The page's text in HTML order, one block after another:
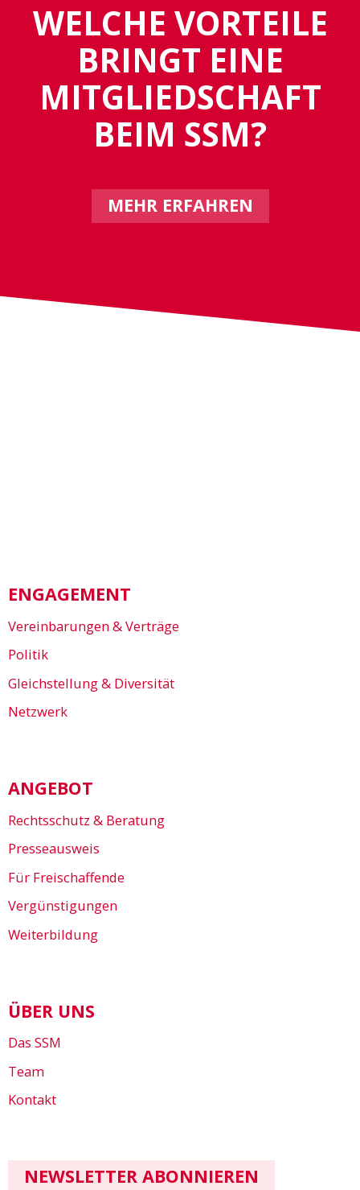
WELCHE VORTEILE
BRINGT EINE
MITGLIEDSCHAFT
BEIM SSM?
MEHR ERFAHREN
ENGAGEMENT
Vereinbarungen & Verträge
Politik
Gleichstellung & Diversität
Netzwerk
ANGEBOT
Rechtsschutz & Beratung
Presseausweis
Für Freischaffende
Vergünstigungen
Weiterbildung
ÜBER UNS
Das SSM
Team
Kontakt
NEWSLETTER ABONNIEREN